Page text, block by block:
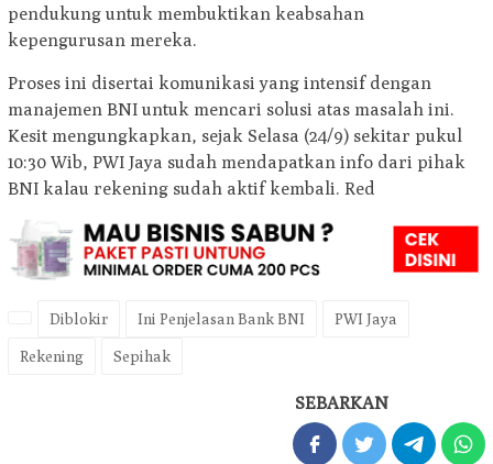
pendukung untuk membuktikan keabsahan
kepengurusan mereka.
Proses ini disertai komunikasi yang intensif dengan
manajemen BNI untuk mencari solusi atas masalah ini.
Kesit mengungkapkan, sejak Selasa (24/9) sekitar pukul
10:30 Wib, PWI Jaya sudah mendapatkan info dari pihak
BNI kalau rekening sudah aktif kembali. Red
Diblokir Ini Penjelasan Bank BNI PWI Jaya
Rekening Sepihak
SEBARKAN